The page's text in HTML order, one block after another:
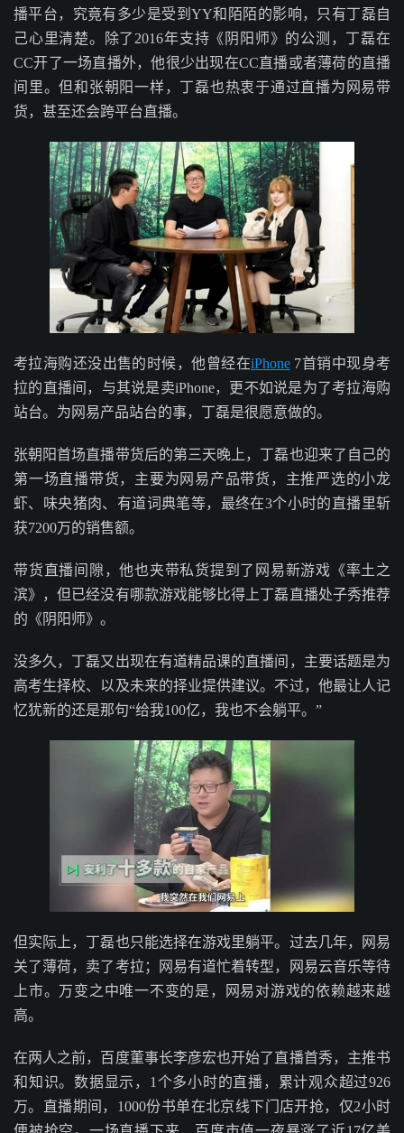
播平台，究竟有多少是受到YY和陌陌的影响，只有丁磊自
己心里清楚。除了2016年支持《阴阳师》的公测，丁磊在
CC开了一场直播外，他很少出现在CC直播或者薄荷的直播
间里。但和张朝阳一样，丁磊也热衷于通过直播为网易带
货，甚至还会跨平台直播。
考拉海购还没出售的时候，他曾经在iPhone7首销中现身考
拉的直播间，与其说是卖iPhone，更不如说是为了考拉海购
站台。为网易产品站台的事，丁磊是很愿意做的。
张朝阳首场直播带货后的第三天晚上，丁磊也迎来了自己的
第一场直播带货，主要为网易产品带货，主推严选的小龙
虾、味央猪肉、有道词典笔等，最终在3个小时的直播里斩
获7200万的销售额。
带货直播间隙，他也夹带私货提到了网易新游戏《率土之
滨》，但已经没有哪款游戏能够比得上丁磊直播处子秀推荐
的《阴阳师》。
没多久，丁磊又出现在有道精品课的直播间，主要话题是为
高考生择校、以及未来的择业提供建议。不过，他最让人记
忆犹新的还是那句“给我100亿，我也不会躺平。”
但实际上，丁磊也只能选择在游戏里躺平。过去几年，网易
关了薄荷，卖了考拉；网易有道忙着转型，网易云音乐等待
上市。万变之中唯一不变的是，网易对游戏的依赖越来越
高。
在两人之前，百度董事长李彦宏也开始了直播首秀，主推书
和知识。数据显示，1个多小时的直播，累计观众超过926
万。直播期间，1000份书单在北京线下门店开抢，仅2小时